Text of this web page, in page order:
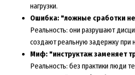
нагрузки.
Ошибка: "ложные сработки
Реальность: они разрушают
создают реальную задержку при
Миф: "инструктаж заменяет
Реальность: без практики люди